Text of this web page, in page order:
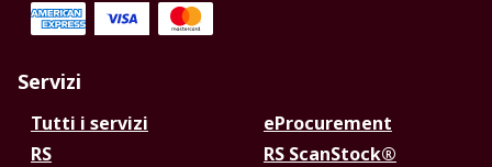
Servizi
Tutti i servizi
eProcurement
RS
RS ScanStock®